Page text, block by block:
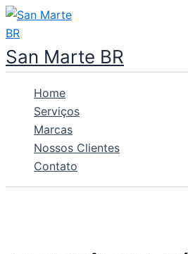
Ir
para
o
conteúdo
San Marte BR
Home
Serviços
Marcas
Nossos Clientes
Contato